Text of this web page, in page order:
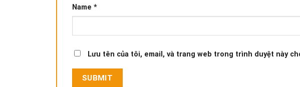
Name *
Lưu tên của tôi, email, và trang web trong trình duyệt này